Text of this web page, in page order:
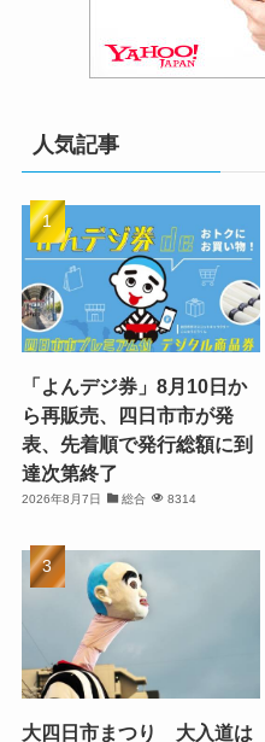
人気記事
「よんデジ券」8月10日か
ら再販売、四日市市が発
表、先着順で発行総額に到
達次第終了
2026年8月7日 総合 8314
大四日市まつり 大入道は